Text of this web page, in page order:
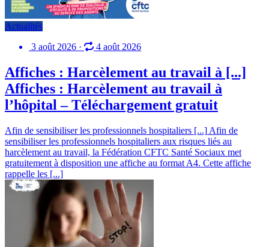
Actualités
3 août 2026 · 4 août 2026
Affiches : Harcèlement au travail à [...]
Affiches : Harcèlement au travail à
l’hôpital – Téléchargement gratuit
Afin de sensibiliser les professionnels hospitaliers [...] Afin de
sensibiliser les professionnels hospitaliers aux risques liés au
harcèlement au travail, la Fédération CFTC Santé Sociaux met
gratuitement à disposition une affiche au format A4. Cette affiche
rappelle les [...]